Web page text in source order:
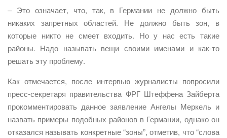
– Это означает, что, так, в Германии не должно быть
никаких запретных областей. Не должно быть зон, в
которые никто не смеет входить. Но у нас есть такие
районы. Надо называть вещи своими именами и как-то
решать эту проблему.
Как отмечается, после интервью журналисты попросили
пресс-секретаря правительства ФРГ Штеффена Зайберта
прокомментировать данное заявление Ангелы Меркель и
назвать примеры подобных районов в Германии, однако он
отказался называть конкретные “зоны”, отметив, что “слова